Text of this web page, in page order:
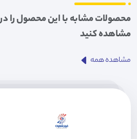
محصولات مشابه با این محصول را در
مشاهده کنید
مشاهده همه